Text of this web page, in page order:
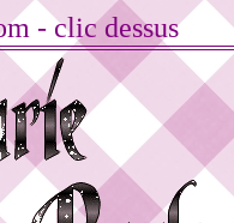
- clic dessus